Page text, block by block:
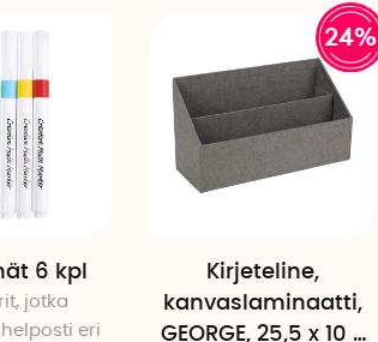
6 kpl
jotka
eri
24%
Kirjeteline,
kanvaslaminaatti,
GEORGE, 25,5 x 10 x